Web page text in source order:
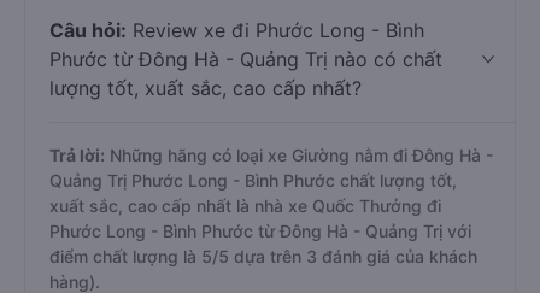
Câu hỏi: Review xe đi Phước Long - Bình
Phước từ Đông Hà - Quảng Trị nào có chất
lượng tốt, xuất sắc, cao cấp nhất?
Trả lời: Những hãng có loại xe Giường nằm đi Đông Hà -
Quảng Trị Phước Long - Bình Phước chất lượng tốt,
xuất sắc, cao cấp nhất là nhà xe Quốc Thưởng đi
Phước Long - Bình Phước từ Đông Hà - Quảng Trị với
điểm chất lượng là 5/5 dựa trên 3 đánh giá của khách
hàng).